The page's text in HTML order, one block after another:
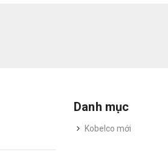
Danh mục
Kobelco mới